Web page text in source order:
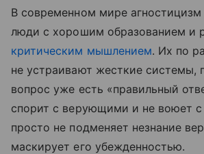
В современном мире
люди с хорошим образованием и
критическим мышлением. Их по
не устраивают жесткие системы,
вопрос уже есть «правильный
спорит с верующими и не воюет
просто не подменяет незнание
маскирует его убежденностью.